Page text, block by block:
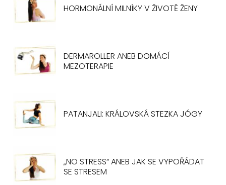
HORMONÁLNÍ MILNÍKY V ŽIVOTĚ ŽENY
DERMAROLLER ANEB DOMÁCÍ
MEZOTERAPIE
PATANJALI: KRÁLOVSKÁ STEZKA JÓGY
„NO STRESS“ ANEB JAK SE VYPOŘÁDAT
SE STRESEM